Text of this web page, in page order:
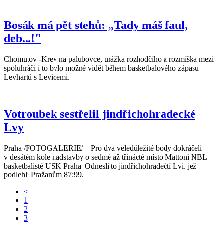
Bosák má pět stehů: „Tady máš faul,
deb...!"
Chomutov -Krev na palubovce, urážka rozhodčího a rozmíška mezi
spoluhráči i to bylo možné vidět během basketbalového zápasu
Levhartů s Levicemi.
Votroubek sestřelil jindřichohradecké
Lvy
Praha /FOTOGALERIE/ – Pro dva veledůležité body dokráčeli
v desátém kole nadstavby o sedmé až třinácté místo Mattoni NBL
basketbalisté USK Praha. Odnesli to jindřichohradečtí Lvi, jež
podlehli Pražanům 87:99.
<
1
2
3